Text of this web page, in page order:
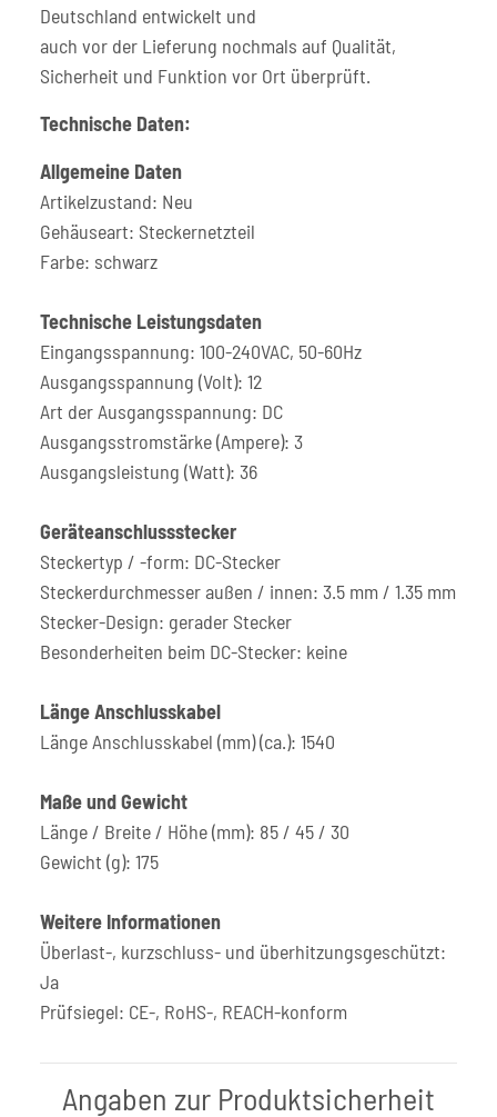
Deutschland entwickelt und
auch vor der Lieferung nochmals auf Qualität,
Sicherheit und Funktion vor Ort überprüft.
Technische Daten:
Allgemeine Daten
Artikelzustand: Neu
Gehäuseart: Steckernetzteil
Farbe: schwarz
Technische Leistungsdaten
Eingangsspannung: 100-240VAC, 50-60Hz
Ausgangsspannung (Volt): 12
Art der Ausgangsspannung: DC
Ausgangsstromstärke (Ampere): 3
Ausgangsleistung (Watt): 36
Geräteanschlussstecker
Steckertyp / -form: DC-Stecker
Steckerdurchmesser außen / innen: 3.5 mm / 1.35 mm
Stecker-Design: gerader Stecker
Besonderheiten beim DC-Stecker: keine
Länge Anschlusskabel
Länge Anschlusskabel (mm) (ca.): 1540
Maße und Gewicht
Länge / Breite / Höhe (mm): 85 / 45 / 30
Gewicht (g): 175
Weitere Informationen
Überlast-, kurzschluss- und überhitzungsgeschützt:
Ja
Prüfsiegel: CE-, RoHS-, REACH-konform
Angaben zur Produktsicherheit